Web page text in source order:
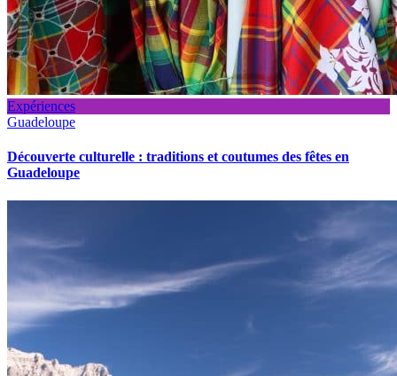
Expériences
Guadeloupe
Découverte culturelle : traditions et coutumes des fêtes en
Guadeloupe